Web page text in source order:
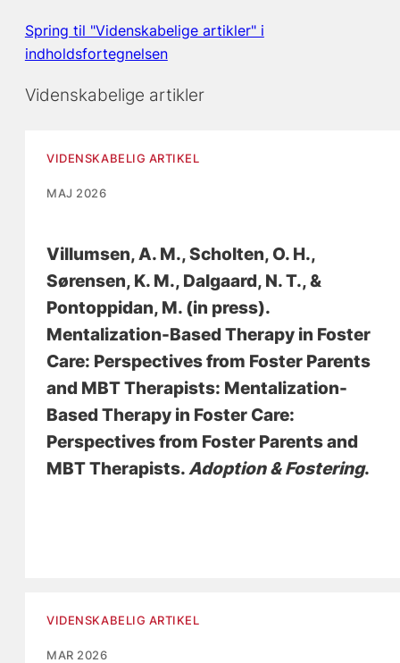
Spring til "Videnskabelige artikler" i
indholdsfortegnelsen
Videnskabelige artikler
VIDENSKABELIG ARTIKEL
MAJ 2026
Villumsen, A. M., Scholten, O. H.,
Sørensen, K. M., Dalgaard, N. T., &
Pontoppidan, M. (in press).
Mentalization-Based Therapy in Foster
Care: Perspectives from Foster Parents
and MBT Therapists: Mentalization-
Based Therapy in Foster Care:
Perspectives from Foster Parents and
MBT Therapists.Adoption & Fostering.
VIDENSKABELIG ARTIKEL
MAR 2026